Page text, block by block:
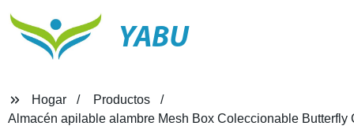
YABU
Hogar
Productos
Almacén apilable alambre Mesh Box Coleccionable